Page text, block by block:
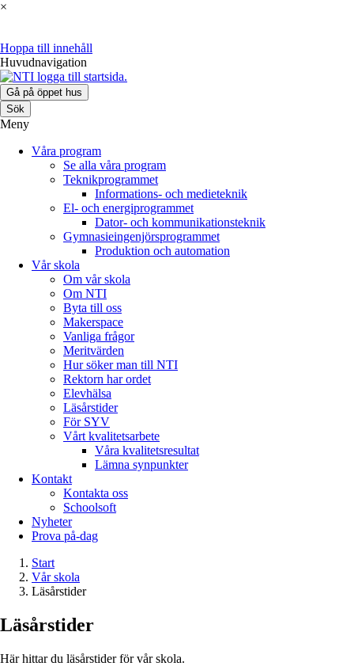
×
Hoppa till innehåll
Huvudnavigation
Gå på öppet hus
Sök
Meny
Våra program
Se alla våra program
Teknikprogrammet
Informations- och medieteknik
El- och energiprogrammet
Dator- och kommunikationsteknik
Gymnasieingenjörsprogrammet
Produktion och automation
Vår skola
Om vår skola
Om NTI
Byta till oss
Makerspace
Vanliga frågor
Meritvärden
Hur söker man till NTI
Rektorn har ordet
Elevhälsa
Läsårstider
För SYV
Vårt kvalitetsarbete
Våra kvalitetsresultat
Lämna synpunkter
Kontakt
Kontakta oss
Schoolsoft
Nyheter
Prova på-dag
Start
Vår skola
Läsårstider
Läsårstider
Här hittar du läsårstider för vår skola.